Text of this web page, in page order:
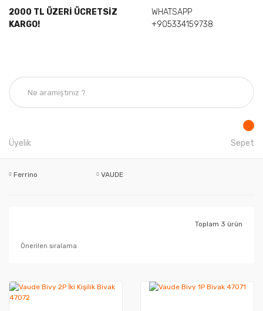
2000 TL ÜZERİ ÜCRETSİZ
KARGO!
WHATSAPP
+905334159738
Üyelik Sepet
Ferrino VAUDE
Toplam 3 ürün